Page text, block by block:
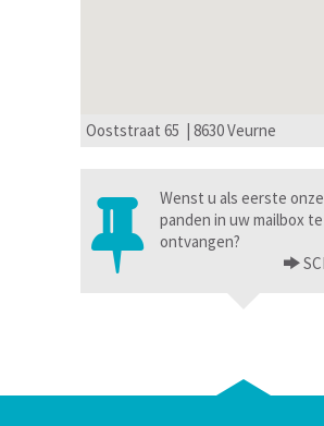
Ooststraat 65 | 8630 Veurne
Wenst u als eerste
panden in uw mailbox te
ontvangen?